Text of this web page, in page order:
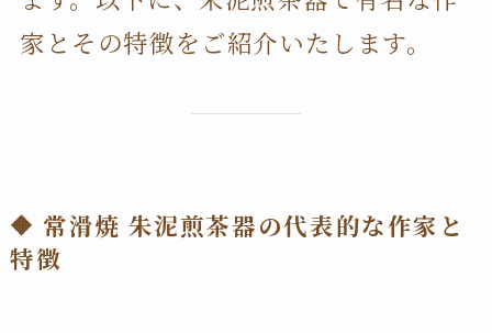
家とその特徴をご紹介いたします。
🔶 常滑焼 朱泥煎茶器の代表的な作家と
特徴